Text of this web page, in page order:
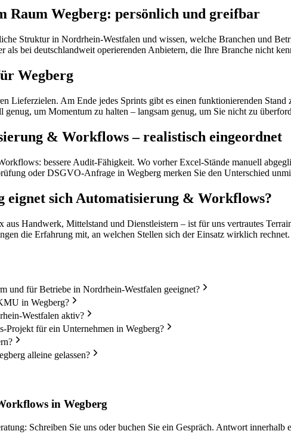
Wegberg: persönlich und greifbar
Struktur in Nordrhein-Westfalen und wissen, welche Branchen und
als bei deutschlandweit operierenden Anbietern, die Ihre Branche nicht
Wegberg
Lieferzielen. Am Ende jedes Sprints gibt es einen funktionierenden
genug, um Momentum zu halten – langsam genug, um Sie nicht zu
& Workflows – realistisch eingeordnet
bessere Audit-Fähigkeit. Wo vorher Excel-Stände manuell
oder DSGVO-Anfrage in Wegberg merken Sie den Unterschied
eignet sich Automatisierung & Workflows?
Handwerk, Mittelstand und Dienstleistern – ist für uns vertrautes
die Erfahrung mit, an welchen Stellen sich der Einsatz wirklich rechnet.
für Betriebe in Nordrhein-Westfalen geeignet?
in Wegberg?
Westfalen aktiv?
für ein Unternehmen in Wegberg?
alleine gelassen?
in Wegberg
Schreiben Sie uns oder buchen Sie ein Gespräch. Antwort innerhalb